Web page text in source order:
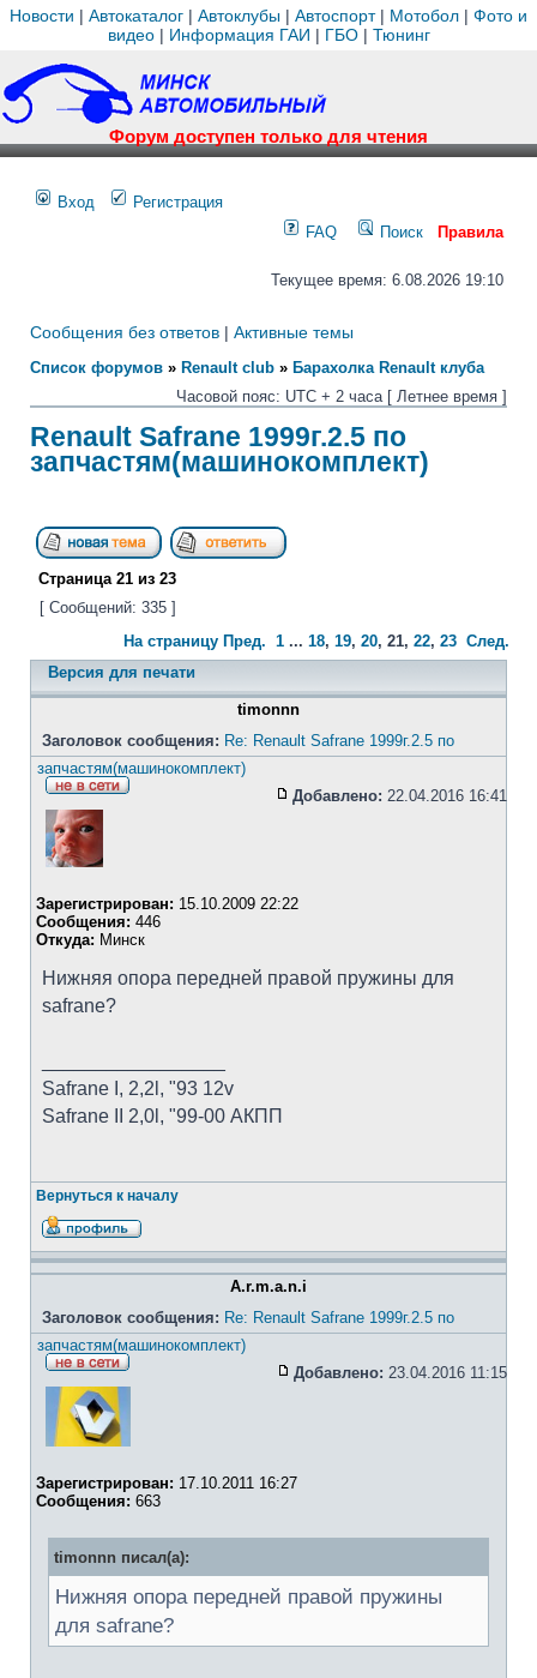
Новости | Автокаталог | Автоклубы | Автоспорт| Мотобол | Фото и
видео| Информация ГАИ | ГБО| Тюнинг
Форум доступен только для чтения
Вход
Регистрация
FAQ
Поиск Правила
Текущее время: 6.08.2026 19:10
Сообщения без ответов | Активные темы
Список форумов » Renault club » Барахолка Renault клуба
Часовой пояс: UTC + 2 часа [ Летнее время ]
Renault Safrane 1999г.2.5 по
запчастям(машинокомплект)
Страница 21 из 23
[ Сообщений: 335 ]
На страницу Пред. 1 ... 18, 19, 20, 21, 22, 23 След.
Версия для печати
timonnn
Заголовок сообщения: Re: Renault Safrane 1999г.2.5 по
запчастям(машинокомплект)
Добавлено: 22.04.2016 16:41
Зарегистрирован: 15.10.2009 22:22
Сообщения: 446
Откуда: Минск
Нижняя опора передней правой пружины для
safrane?
Safrane I, 2,2l, "93 12v
Safrane II 2,0l, "99-00 АКПП
Вернуться к началу
A.r.m.a.n.i
Заголовок сообщения: Re: Renault Safrane 1999г.2.5 по
запчастям(машинокомплект)
Добавлено: 23.04.2016 11:15
Зарегистрирован: 17.10.2011 16:27
Сообщения: 663
timonnn писал(а):
Нижняя опора передней правой пружины
для safrane?